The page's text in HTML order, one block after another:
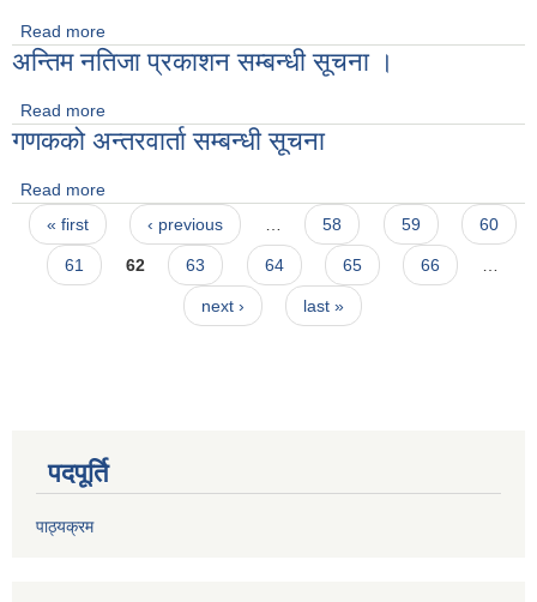
Read more
अन्तिम नतिजा प्रकाशन सम्बन्धी सूचना ।
Read more
गणकको अन्तरवार्ता सम्बन्धी सूचना
Read more
Pages
« first ‹ previous … 58 59 60
61 62 63 64 65 66 …
next › last »
पदपूर्ति
पाठ्यक्रम